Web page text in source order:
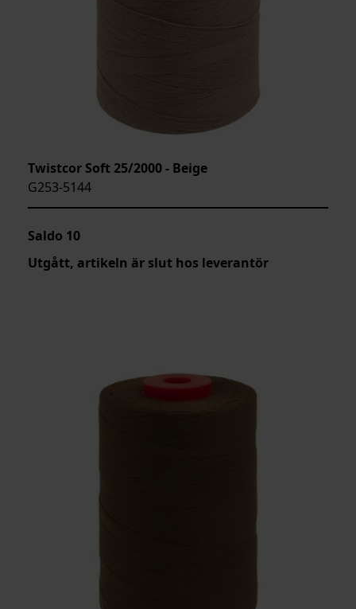
Twistcor Soft 25/2000 - Beige
G253-5144
Saldo 10
Utgått, artikeln är slut hos leverantör